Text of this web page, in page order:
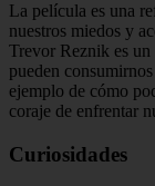
La película es una
nuestros miedos y
Trevor Reznik es
pueden
ejemplo de cómo
coraje de enfrentar
Curiosidades